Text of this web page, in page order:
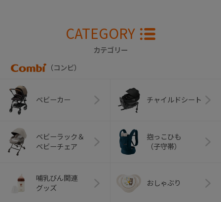
CATEGORY
カテゴリー
（コンビ）
ベビーカー チャイルドシート
ベビーラック＆
ベビーチェア
抱っこひも
（子守帯）
哺乳びん関連
グッズ
おしゃぶり